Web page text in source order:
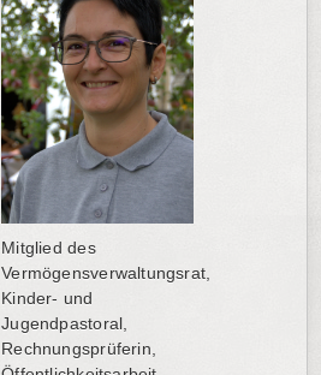
Mitglied des
Vermögensverwaltungsrat,
Kinder- und
Jugendpastoral,
Rechnungsprüferin,